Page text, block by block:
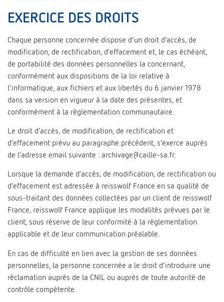
EXERCICE DES DROITS
Chaque personne concernée dispose d’un droit d’accès, de
modification, de rectification, d’effacement et, le cas échéant,
de portabilité des données personnelles la concernant,
conformément aux dispositions de la loi relative à
l’informatique, aux fichiers et aux libertés du 6 janvier 1978
dans sa version en vigueur à la date des présentes, et
conformément à la règlementation communautaire.
Le droit d’accès, de modification, de rectification et
d’effacement prévu au paragraphe précédent, s’exerce auprès
de l’adresse email suivante : archivage@caille-sa.fr.
Lorsque la demande d’accès, de modification, de rectification ou
d’effacement est adressée à reisswolf France en sa qualité de
sous-traitant des données collectées par un client de reisswolf
France, reisswolf France applique les modalités prévues par le
client, sous réserve de leur conformité à la règlementation
applicable et de leur communication préalable.
En cas de difficulté en lien avec la gestion de ses données
personnelles, la personne concernée a le droit d’introduire une
réclamation auprès de la CNIL ou auprès de toute autorité de
contrôle compétente.